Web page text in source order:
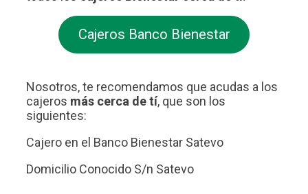
Cajeros Banco Bienestar
Nosotros, te recomendamos que acudas a los
cajeros más cerca de tí, que son los
siguientes:
Cajero en el Banco Bienestar Satevo
Domicilio Conocido S/n Satevo